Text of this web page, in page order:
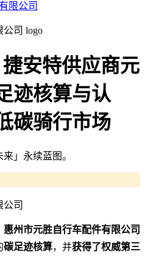
限公司
安特供应商元
迹核算与认
碳骑行市场
」永续蓝图。
惠州市元胜自行车配件有限公司
碳足迹核算，并获得了权威第三